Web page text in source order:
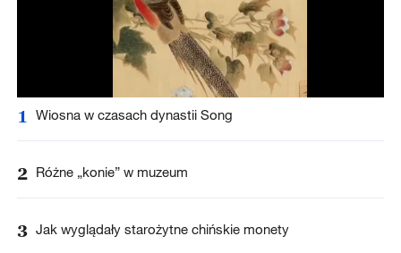
1 Wiosna w czasach dynastii Song
2 Różne „konie” w muzeum
3 Jak wyglądały starożytne chińskie monety